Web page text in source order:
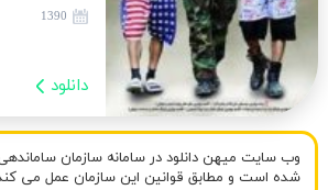
1390
دانلود
وب سایت میهن دانلود در سامانه سازمان
شده است و مطابق قوانین این سازمان عمل می